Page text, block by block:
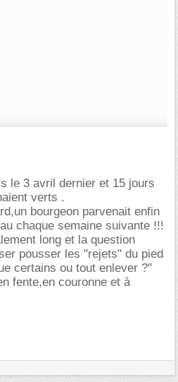
le 3 avril dernier et 15 jours
verts .
bourgeon parvenait enfin
chaque semaine suivante !!!
long et la question
pousser les "rejets" du pied
certains ou tout enlever ?"
fente,en couronne et à